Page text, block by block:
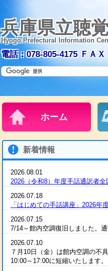
兵庫県立聴
Hyogo Prefectural Information
電話：078-805-4175 ＦＡ
ホーム
新着情報
2026.08.01
2026（令和8）年度手話通訳者全
2026.07.18
「はじめての手話講座」2026年
2026.07.15
7/14～館内空調復旧しました。
2026.07.10
７月10日（金）は館内空調の不
10:00～17:00に短縮いたします。